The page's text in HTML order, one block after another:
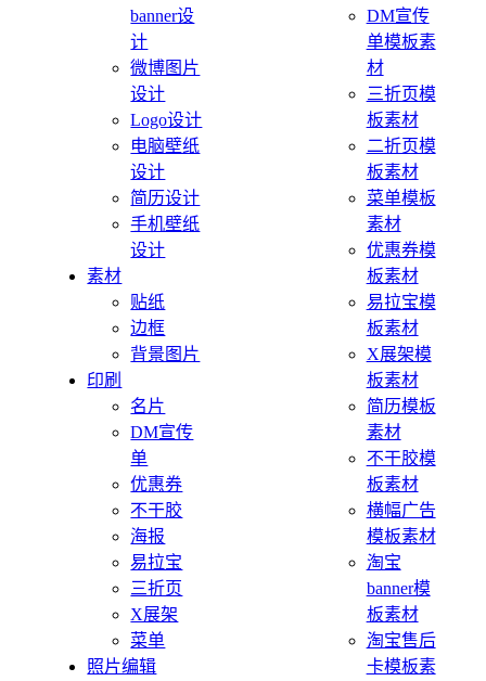
banner设
计
微博图片
设计
Logo设计
电脑壁纸
设计
简历设计
手机壁纸
设计
素材
贴纸
边框
背景图片
印刷
名片
DM宣传
单
优惠券
不干胶
海报
易拉宝
三折页
X展架
菜单
照片编辑
DM宣传
单模板素
材
三折页模
板素材
二折页模
板素材
菜单模板
素材
优惠券模
板素材
易拉宝模
板素材
X展架模
板素材
简历模板
素材
不干胶模
板素材
横幅广告
模板素材
淘宝
banner模
板素材
淘宝售后
卡模板素